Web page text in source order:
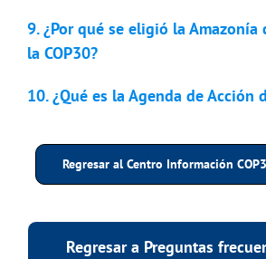
9. ¿Por qué se eligió la Amazonía
la COP30?
10. ¿Qué es la Agenda de Acción
Regresar al Centro Información
Regresar a Preguntas